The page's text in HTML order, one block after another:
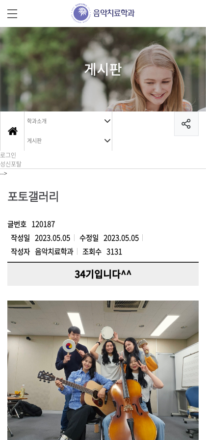
게시판
학과소개
게시판
로그인
성신포탈
-->
포토갤러리
글번호 120187
작성일 2023.05.05 수정일 2023.05.05
작성자 음악치료학과 조회수 3131
34기입니다^^